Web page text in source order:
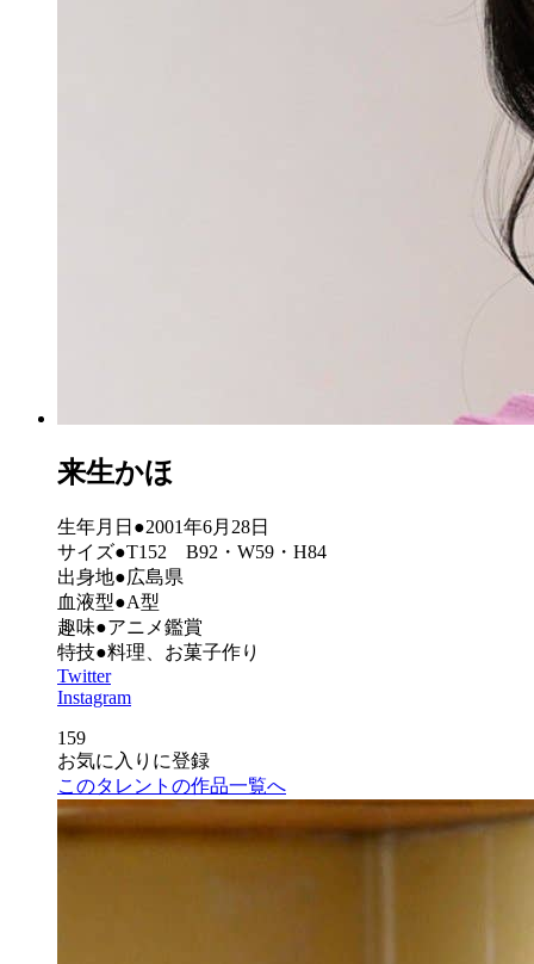
来生かほ
生年月日●2001年6月28日
サイズ●T152 B92・W59・H84
出身地●広島県
血液型●A型
趣味●アニメ鑑賞
特技●料理、お菓子作り
Twitter
Instagram
159
お気に入りに登録
このタレントの作品一覧へ